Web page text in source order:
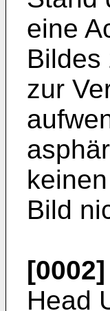
eine
Bildes
zur
Bild
[0002]
Head